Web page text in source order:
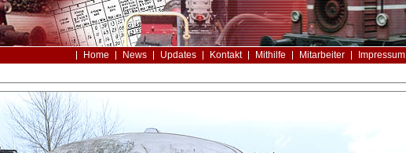
Home News Updates Kontakt Mithilfe Mitarbeiter Impressum